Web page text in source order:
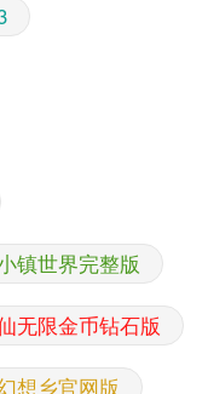
镇世界完整版
无限金币钻石版
想乡官网版